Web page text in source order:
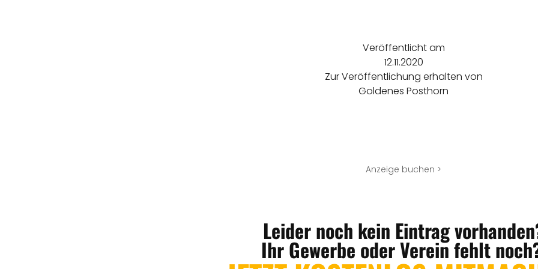
Veröffentlicht am
12.11.2020
Zur Veröffentlichung erhalten von
Goldenes Posthorn
Anzeige buchen >
Leider noch kein Eintrag
Ihr Gewerbe oder Verein fehlt